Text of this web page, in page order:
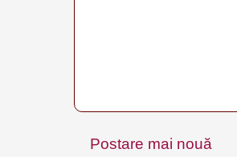
Postare mai nouă